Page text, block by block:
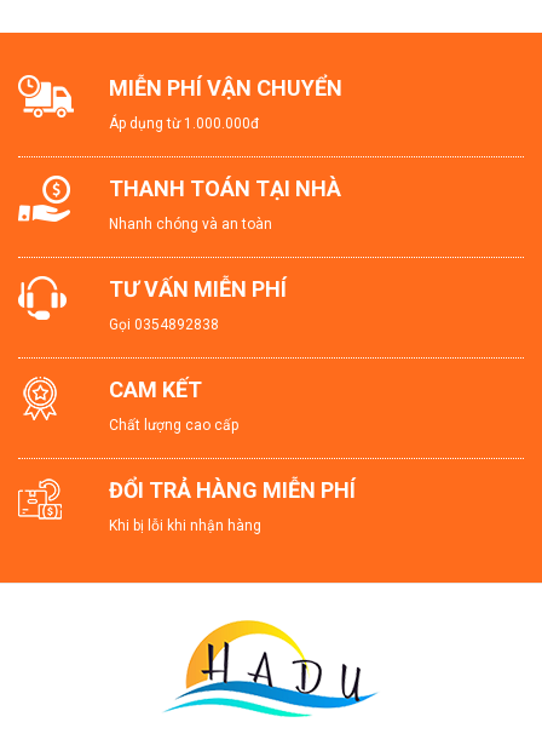
MIỄN PHÍ VẬN CHUYỂN
Áp dụng từ 1.000.000đ
THANH TOÁN TẠI NHÀ
Nhanh chóng và an toàn
TƯ VẤN MIỄN PHÍ
Gọi 0354892838
CAM KẾT
Chất lượng cao cấp
ĐỔI TRẢ HÀNG MIỄN PHÍ
Khi bị lỗi khi nhận hàng